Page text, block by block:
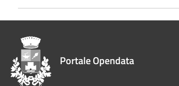
Portale Opendata